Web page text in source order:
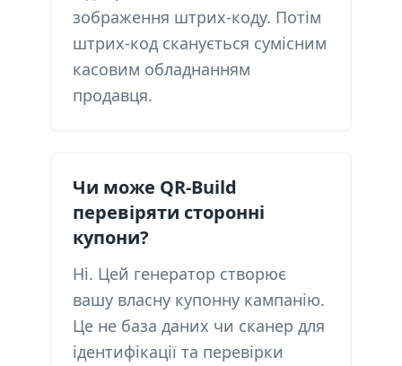
зображення штрих-коду. Потім
штрих-код сканується сумісним
касовим обладнанням
продавця.
Чи може QR-Build
перевіряти сторонні
купони?
Ні. Цей генератор створює
вашу власну купонну кампанію.
Це не база даних чи сканер для
ідентифікації та перевірки